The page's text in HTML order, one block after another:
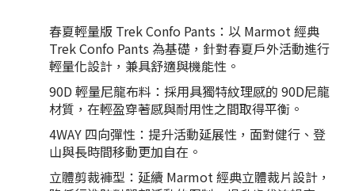
春夏輕量版 Trek Confo Pants：以 Marmot 經典
Trek Confo Pants 為基礎，針對春夏戶外活動進行
輕量化設計，兼具舒適與機能性。
90D 輕量尼龍布料：採用具獨特紋理感的 90D尼龍
材質，在輕盈穿著感與耐用性之間取得平衡。
4WAY 四向彈性：提升活動延展性，面對健行、登
山與長時間移動更加自在。
立體剪裁褲型：延續 Marmot 經典立體裁片設計，